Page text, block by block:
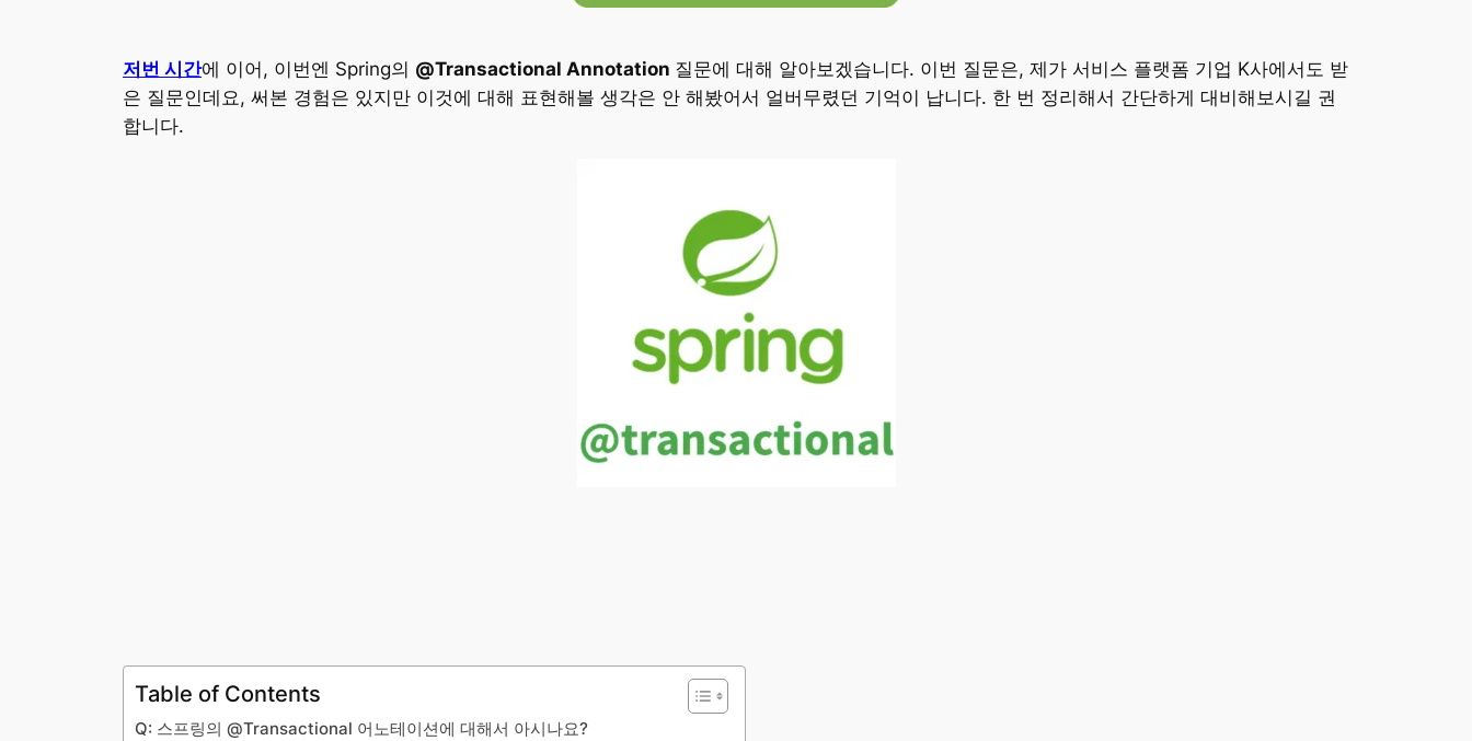
저번 시간에 이어, 이번엔 Spring의 @Transactional Annotation 질문에 대해 알아보겠습니다. 이번 질문은, 제가 서비스 플랫폼 기업 K사에서도 받
은 질문인데요, 써본 경험은 있지만 이것에 대해 표현해볼 생각은 안 해봤어서 얼버무렸던 기억이 납니다. 한 번 정리해서 간단하게 대비해보시길 권
합니다.
Table of Contents
Q: 스프링의 @Transactional 어노테이션에 대해서 아시나요?